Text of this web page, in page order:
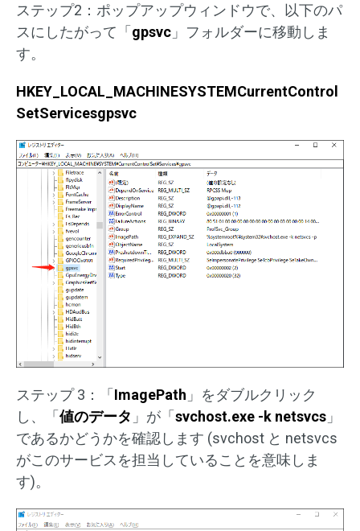
ステップ2：ポップアップウィンドウで、以下のパ
スにしたがって「gpsvc 」フォルダーに移動しま
す。
HKEY_LOCAL_MACHINESYSTEMCurrentControl
SetServicesgpsvc
ステップ 3：「ImagePath 」をダブルクリック
し、「値のデータ 」が「svchost.exe -k netsvcs 」
であるかどうかを確認します (svchost と netsvcs
がこのサービスを担当していることを意味しま
す)。